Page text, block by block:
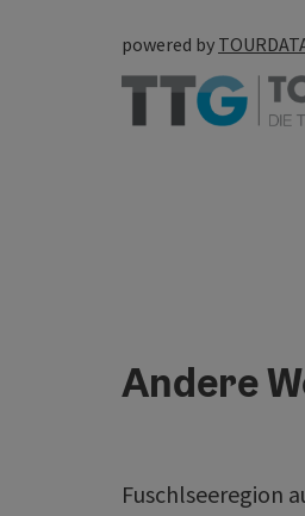
powered by
Andere
Fuschlseeregion